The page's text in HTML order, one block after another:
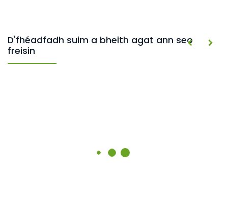
D'fhéadfadh suim a bheith agat ann seo
freisin